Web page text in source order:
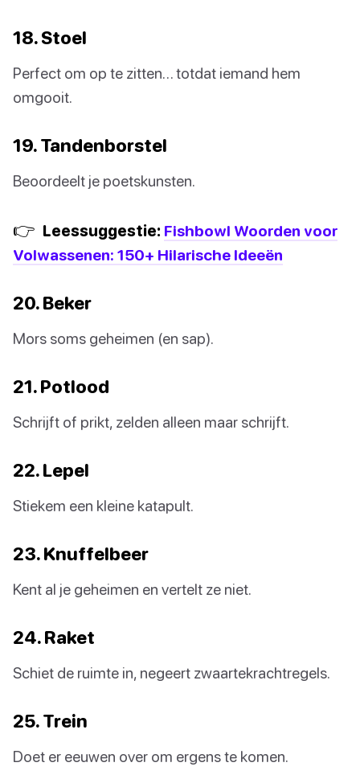
18. Stoel
Perfect om op te zitten… totdat iemand hem
omgooit.
19. Tandenborstel
Beoordeelt je poetskunsten.
👉 Leessuggestie: Fishbowl Woorden voor
Volwassenen: 150+ Hilarische Ideeën
20. Beker
Mors soms geheimen (en sap).
21. Potlood
Schrijft of prikt, zelden alleen maar schrijft.
22. Lepel
Stiekem een kleine katapult.
23. Knuffelbeer
Kent al je geheimen en vertelt ze niet.
24. Raket
Schiet de ruimte in, negeert zwaartekrachtregels.
25. Trein
Doet er eeuwen over om ergens te komen.